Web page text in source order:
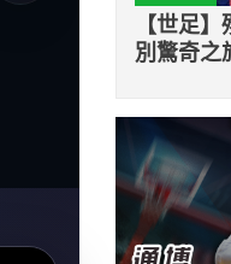
【世足
別驚奇之